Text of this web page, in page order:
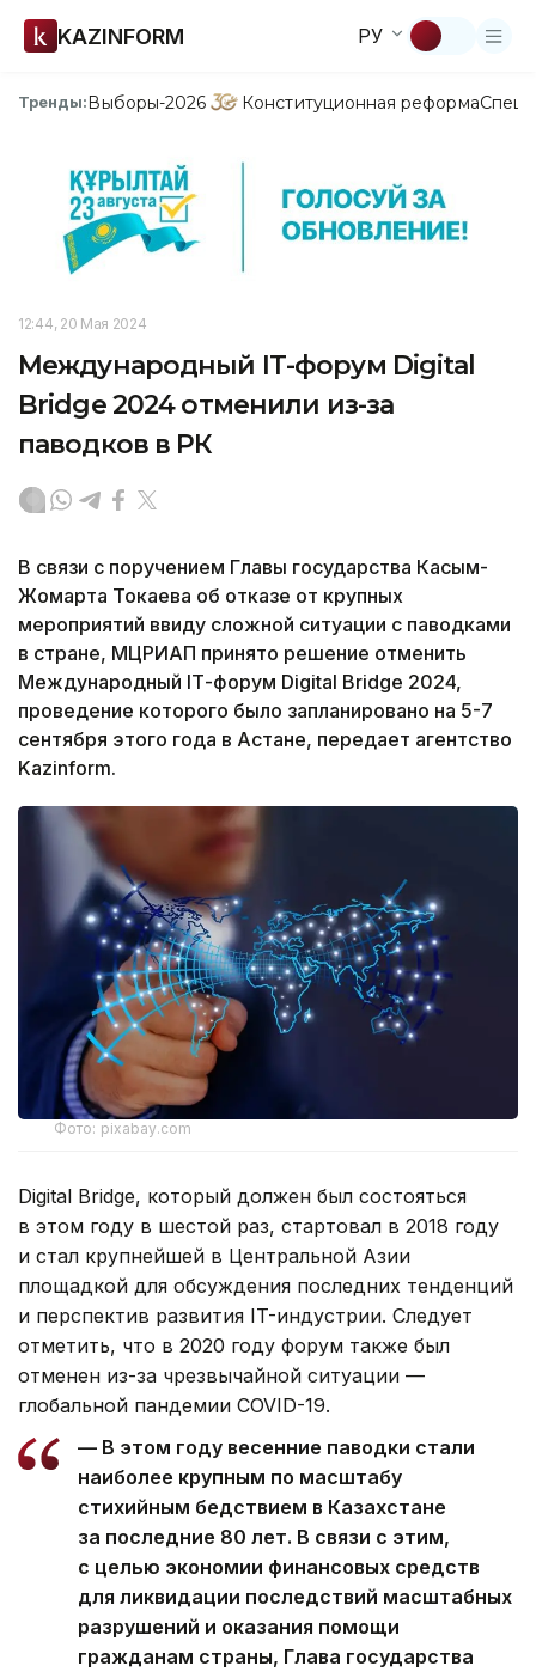
KAZINFORM РУ
Тренды:Выборы-2026 Конституционная реформа
12:44, 20 Мая 2024
Международный ІТ-форум Digital
Bridge 2024 отменили из-за
паводков в РК
В связи с поручением Главы государства Касым-
Жомарта Токаева об отказе от крупных
мероприятий ввиду сложной ситуации с паводками
в стране, МЦРИАП принято решение отменить
Международный ІТ-форум Digital Bridge 2024,
проведение которого было запланировано на 5-7
сентября этого года в Астане, передает агентство
Kazinform.
Фото: pixabay.com
Digital Bridge, который должен был состояться
в этом году в шестой раз, стартовал в 2018 году
и стал крупнейшей в Центральной Азии
площадкой для обсуждения последних тенденций
и перспектив развития IT-индустрии. Следует
отметить, что в 2020 году форум также был
отменен из-за чрезвычайной ситуации —
глобальной пандемии COVID-19.
— В этом году весенние паводки стали
наиболее крупным по масштабу
стихийным бедствием в Казахстане
за последние 80 лет. В связи с этим,
с целью экономии финансовых средств
для ликвидации последствий масштабных
разрушений и оказания помощи
гражданам страны, Глава государства